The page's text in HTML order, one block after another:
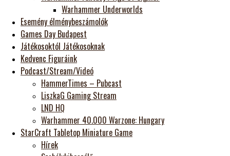
Warhammer Underworlds
Esemény élménybeszámolók
Games Day Budapest
Játékosoktól Játékosoknak
Kedvenc Figuráink
Podcast/Stream/Videó
HammerTimes – Pubcast
LiszkaG Gaming Stream
LND HQ
Warhammer 40.000 Warzone: Hungary
StarCraft Tabletop Miniature Game
Hírek